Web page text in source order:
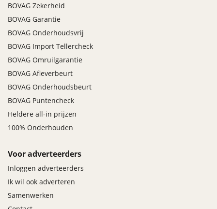
BOVAG Zekerheid
BOVAG Garantie
BOVAG Onderhoudsvrij
BOVAG Import Tellercheck
BOVAG Omruilgarantie
BOVAG Afleverbeurt
BOVAG Onderhoudsbeurt
BOVAG Puntencheck
Heldere all-in prijzen
100% Onderhouden
Voor adverteerders
Inloggen adverteerders
Ik wil ook adverteren
Samenwerken